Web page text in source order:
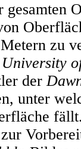
zu
University
der
unter